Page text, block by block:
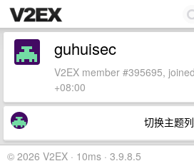
guhuisec
V2EX member #395695,
+08:00
切换主题
© 2026 V2EX · 10ms · 3.9.8.5